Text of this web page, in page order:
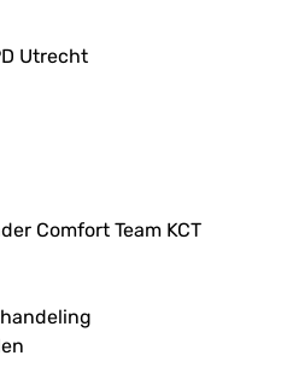
Utrecht
Comfort Team KCT